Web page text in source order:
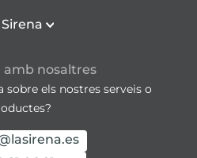
amb nosaltres
sobre els nostres serveis o